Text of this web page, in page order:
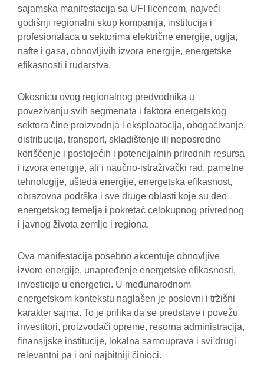
sajamska manifestacija sa UFI licencom, najveći
godišnji regionalni skup kompanija, institucija i
profesionalaca u sektorima električne energije, uglja,
nafte i gasa, obnovljivih izvora energije, energetske
efikasnosti i rudarstva.
Okosnicu ovog regionalnog predvodnika u
povezivanju svih segmenata i faktora energetskog
sektora čine proizvodnja i eksploatacija, obogaćivanje,
distribucija, transport, skladištenje ili neposredno
korišćenje i postojećih i potencijalnih prirodnih resursa
i izvora energije, ali i naučno-istraživački rad, pametne
tehnologije, ušteda energije, energetska efikasnost,
obrazovna podrška i sve druge oblasti koje su deo
energetskog temelja i pokretač celokupnog privrednog
i javnog života zemlje i regiona.
Ova manifestacija posebno akcentuje obnovljive
izvore energije, unapređenje energetske efikasnosti,
investicije u energetici. U međunarodnom
energetskom kontekstu naglašen je poslovni i tržišni
karakter sajma. To je prilika da se predstave i povežu
investitori, proizvođači opreme, resorna administracija,
finansijske institucije, lokalna samouprava i svi drugi
relevantni pa i oni najbitniji činioci.